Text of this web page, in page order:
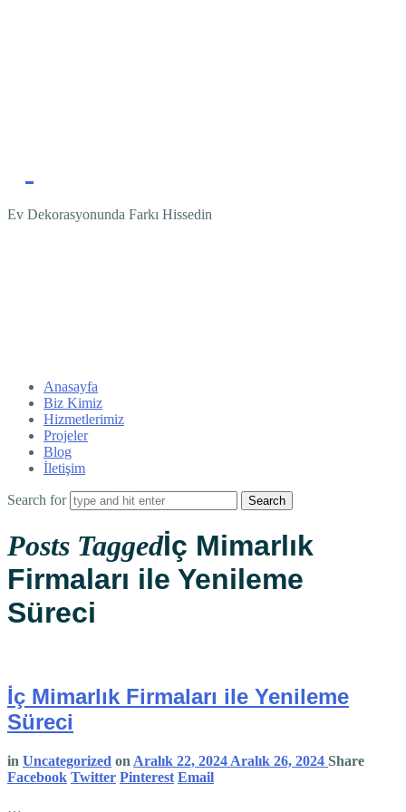
Ev Dekorasyonunda Farkı Hissedin
Anasayfa
Biz Kimiz
Hizmetlerimiz
Projeler
Blog
İletişim
Search for
Posts Taggedİç Mimarlık
Firmaları ile Yenileme
Süreci
İç Mimarlık Firmaları ile Yenileme
Süreci
in Uncategorized on Aralık 22, 2024 Aralık 26, 2024 Share
Facebook Twitter Pinterest Email
…